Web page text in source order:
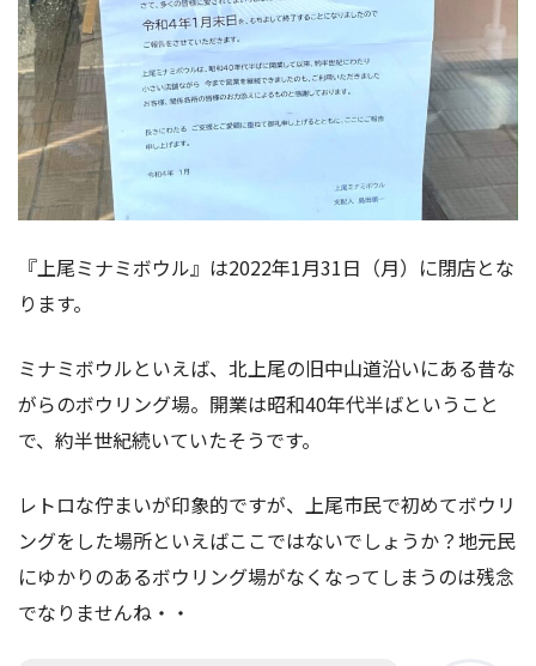
『上尾ミナミボウル』は2022年1月31日（月）に閉店とな
ります。
ミナミボウルといえば、北上尾の旧中山道沿いにある昔な
がらのボウリング場。開業は昭和40年代半ばということ
で、約半世紀続いていたそうです。
レトロな佇まいが印象的ですが、上尾市民で初めてボウリ
ングをした場所といえばここではないでしょうか？地元民
にゆかりのあるボウリング場がなくなってしまうのは残念
でなりませんね・・